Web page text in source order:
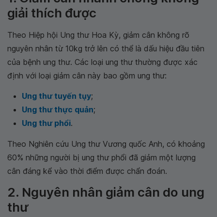
giải thích được
Theo Hiệp hội Ung thư Hoa Kỳ, giảm cân không rõ
nguyên nhân từ 10kg trở lên có thể là dấu hiệu đầu tiên
của bệnh ung thư. Các loại ung thư thường được xác
định với loại giảm cân này bao gồm ung thư:
Ung thư tuyến tụy
Ung thư thực quản
Ung thư phổi
Theo Nghiên cứu Ung thư Vương quốc Anh, có khoảng
60% những người bị ung thư phổi đã giảm một lượng
cân đáng kể vào thời điểm được chẩn đoán.
2. Nguyên nhân giảm cân do ung
thư